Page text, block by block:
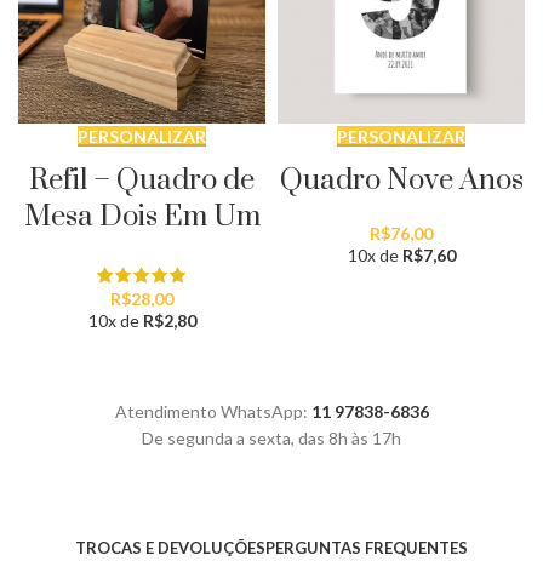
PERSONALIZAR
Refil – Quadro de
Mesa Dois Em Um
R$28,00
10x de R$2,80
PERSONALIZAR
Quadro Nove Anos
R$76,00
10x de R$7,60
Atendimento WhatsApp: 11 97838-6836
De segunda a sexta, das 8h às 17h
TROCAS E DEVOLUÇÕESPERGUNTAS FREQUENTES